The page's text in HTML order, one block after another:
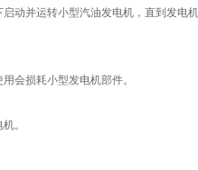
动并运转小型汽油发电机，直到发电
会损耗小型发电机部件。
。